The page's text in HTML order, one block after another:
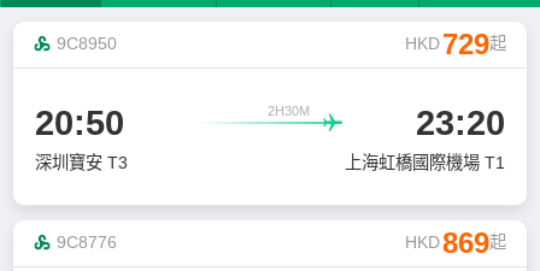
9C8950 HKD 729起
20:50 2H30M
 23:20
深圳寶安 T3 上海虹橋國際機場 T1
9C8776 HKD869起